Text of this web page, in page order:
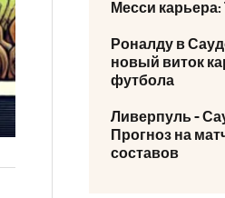
Месси
Роналду в
новый виток
футбола
Ливерпуль -
Прогноз на
составов